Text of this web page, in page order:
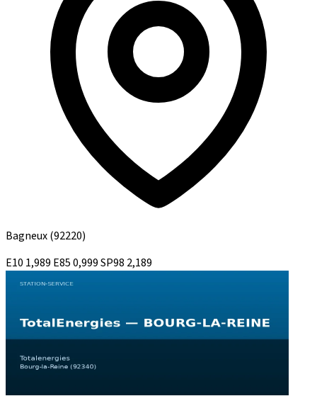
Bagneux(92220)
E10 1,989 E850,999SP98 2,189